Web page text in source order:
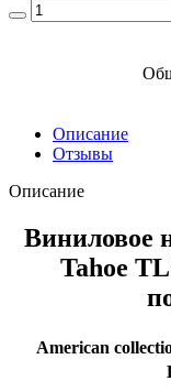
Описание
Отзывы
Описание
Виниловое
Tahoe
American